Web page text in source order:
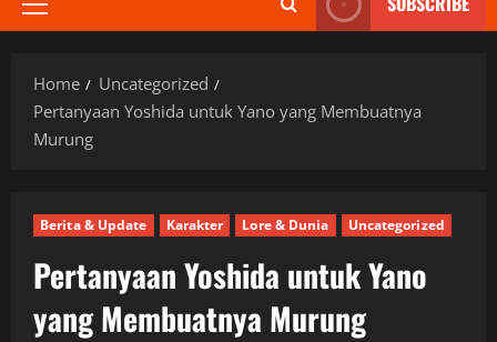
Primary
Home
Uncategorized
Pertanyaan Yoshida untuk Yano yang Membuatnya
Murung
Berita & Update Karakter Lore & Dunia Uncategorized
Pertanyaan Yoshida untuk Yano
yang Membuatnya Murung